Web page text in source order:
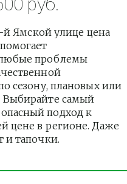
Ямской улице цена
проблемы
сезону, плановых или
Выбирайте самый
подход к
цене в регионе. Даже
и тапочки.